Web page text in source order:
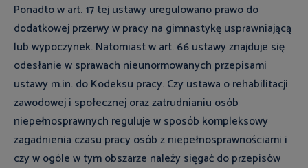
Ponadto w art. 17 tej ustawy uregulowano prawo do
dodatkowej przerwy w pracy na gimnastykę usprawniającą
lub wypoczynek. Natomiast w art. 66 ustawy znajduje się
odesłanie w sprawach nieunormowanych przepisami
ustawy m.in. do Kodeksu pracy. Czy ustawa o rehabilitacji
zawodowej i społecznej oraz zatrudnianiu osób
niepełnosprawnych reguluje w sposób kompleksowy
zagadnienia czasu pracy osób z niepełnosprawnościami i
czy w ogóle w tym obszarze należy sięgać do przepisów